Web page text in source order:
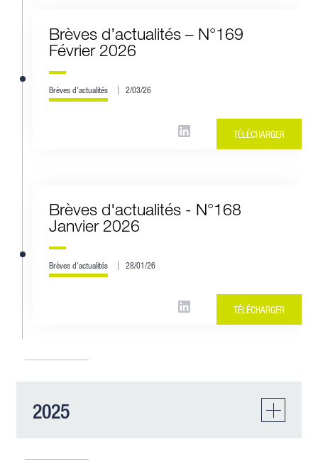
Brèves d’actualités – N°169
Février 2026
Brèves d'actualités 2/03/26
TÉLÉCHARGER
Brèves d'actualités - N°168
Janvier 2026
Brèves d'actualités 28/01/26
TÉLÉCHARGER
2025